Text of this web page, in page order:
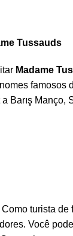
Tussauds
Madame
famosos
Barış
Como turista de
Você